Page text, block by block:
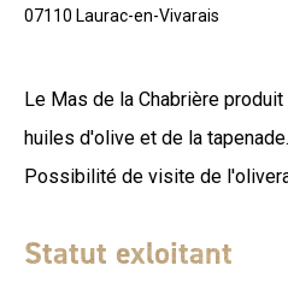
07110 Laurac-en-Vivarais
Le Mas de la Chabrière
huiles d'olive et de la tapenade.
Possibilité de visite de
Statut exloitant